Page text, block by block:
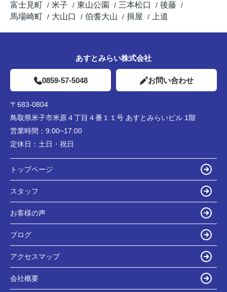
富士見町
米子 東山公園 三本松口
後藤
馬場崎町
大山口 伯耆大山 揖屋 上道
あすとみらい株式会社
0859-57-5048 お問い合わせ
〒683-0804
鳥取県米子市米原４丁目４番１１号 あすとみらいビル 1階
営業時間： 9:00~17:00
定休日： 土日・祝日
トップページ
スタッフ
お客様の声
ブログ
アクセスマップ
会社概要